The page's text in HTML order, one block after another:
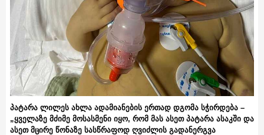
პატარა ლილეს ახლა ადამიანების ერთად დგომა სჭირდება –
„ყველაზე მძიმე მოსასმენი იყო, რომ მას ასეთ პატარა ასაკში და
ასეთ მცირე წონაზე სასწრაფოდ ღვიძლის გადანერგვა